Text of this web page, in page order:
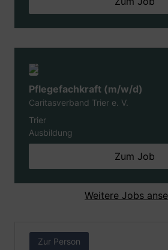
Pflegefachkraft (m/w/d)
Caritasverband Trier e. V.
Trier
Ausbildung
Zum Job
Weitere Jobs
Zur Person